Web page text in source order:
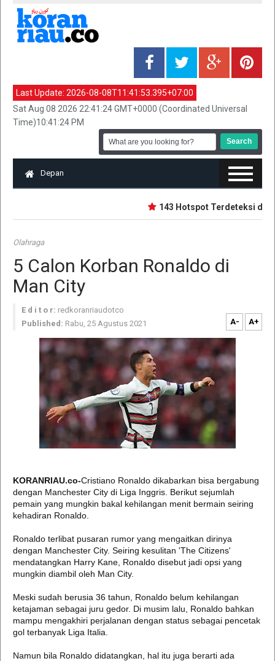
Last Update: 2026-08-08T11:41:53.395+07:00
Sat Aug 08 2026 22:41:24 GMT+0000 (Coordinated Universal
Time)10:41:24 PM
Depan
143 Hotspot Terdeteksi di
Olahraga
5 Calon Korban Ronaldo di
Man City
E d i t o r: redkoranriaudotco
Published: Rabu, 25 Agustus 2021 A- A+
KORANRIAU.co-Cristiano Ronaldo dikabarkan bisa bergabung
dengan Manchester City di Liga Inggris. Berikut sejumlah
pemain yang mungkin bakal kehilangan menit bermain seiring
kehadiran Ronaldo.
Ronaldo terlibat pusaran rumor yang mengaitkan dirinya
dengan Manchester City. Seiring kesulitan 'The Citizens'
mendatangkan Harry Kane, Ronaldo disebut jadi opsi yang
mungkin diambil oleh Man City.
Meski sudah berusia 36 tahun, Ronaldo belum kehilangan
ketajaman sebagai juru gedor. Di musim lalu, Ronaldo bahkan
mampu mengakhiri perjalanan dengan status sebagai pencetak
gol terbanyak Liga Italia.
Namun bila Ronaldo didatangkan, hal itu juga berarti ada